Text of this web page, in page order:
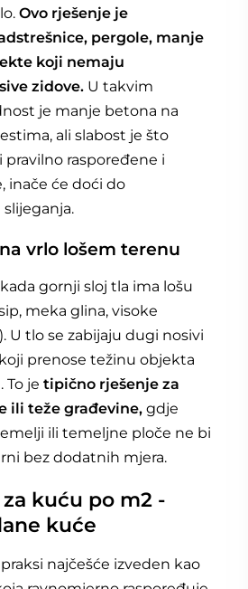
Ovo rješenje je
pergole, manje
koji nemaju
zidove. U takvim
je manje betona na
ali slabost je što
raspoređene i
inače će doći do
vrlo lošem terenu
gornji sloj tla ima lošu
meka glina, visoke
U tlo se zabijaju dugi nosivi
prenose težinu objekta
To je tipično rješenje za
ili teže građevine, gdje
ili temeljne ploče ne bi
bez dodatnih mjera.
kuću po m2 -
kuće
najčešće izveden kao